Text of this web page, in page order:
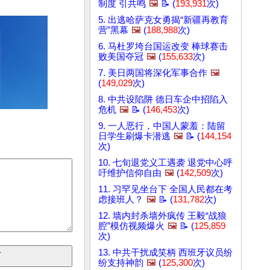
制度 引共鸣 🖼️ 📝 (193,931次)
5. 出逃哈萨克女勇揭“新疆再教育
营”黑幕 🖼️ (188,988次)
6. 马杜罗垮台国运改变 棒球赛击
败美国夺冠 🖼️ (155,633次)
7. 美日两国将深化军事合作 🖼️
(149,029次)
8. 中共设陷阱 德日车企中招陷入
危机 🖼️ 📝 (146,453次)
9. 一人恶行，中国人蒙羞：陆留
日学生刷爆卡潜逃 🖼️ 📝 (144,154
次)
10. 七旬退党义工遇袭 退党中心呼
吁维护信仰自由 🖼️ (142,509次)
11. 习罕见坐台下 全国人民都在考
虑接班人？ 🖼️ 📝 (131,782次)
12. 墙内封杀墙外疯传 王毅“战狼
腔”模仿视频爆火 🖼️ 📝 (125,859
次)
13. 中共干扰成笑柄 西班牙议员纷
纷支持神韵 🖼️ (125,300次)